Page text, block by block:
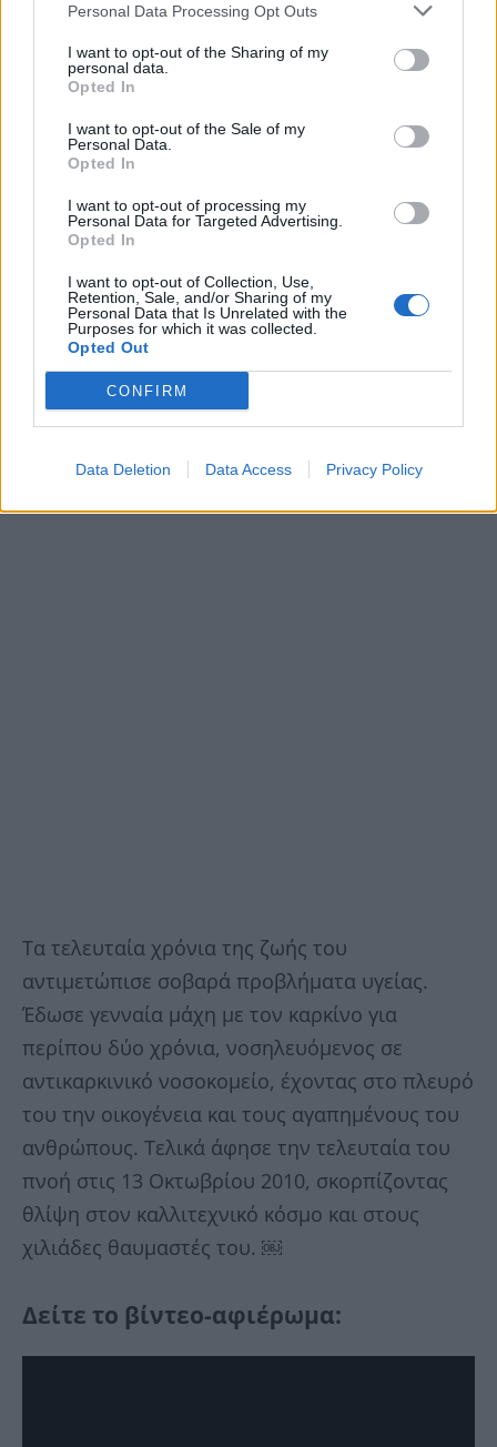
Personal Data Processing Opt Outs
I want to opt-out of the Sharing of my
personal data.
Opted In
I want to opt-out of the Sale of my
Personal Data.
Opted In
I want to opt-out of processing my
Personal Data for Targeted Advertising.
Opted In
I want to opt-out of Collection, Use,
Retention, Sale, and/or Sharing of my
Personal Data that Is Unrelated with the
Purposes for which it was collected.
Opted Out
CONFIRM
Data Deletion Data Access Privacy Policy
Παρά τη μεγάλη αναγνωρισιμότητα που
απέκτησε, ο ίδιος διατήρησε χαμηλό προφίλ
και απέφυγε τα φώτα της δημοσιότητας. Οι
συνεργάτες του μιλούσαν πάντα για έναν
άνθρωπο ευγενικό, εργατικό και αφοσιωμένο
στην τέχνη του, ο οποίος προτιμούσε να
αφήνει τη δουλειά του να μιλά αντί για τον
ίδιο. ￼
Τα τελευταία χρόνια της ζωής του
αντιμετώπισε σοβαρά προβλήματα υγείας.
Έδωσε γενναία μάχη με τον καρκίνο για
περίπου δύο χρόνια, νοσηλευόμενος σε
αντικαρκινικό νοσοκομείο, έχοντας στο πλευρό
του την οικογένεια και τους αγαπημένους του
ανθρώπους. Τελικά άφησε την τελευταία του
πνοή στις 13 Οκτωβρίου 2010, σκορπίζοντας
θλίψη στον καλλιτεχνικό κόσμο και στους
χιλιάδες θαυμαστές του. ￼
Δείτε το βίντεο-αφιέρωμα: